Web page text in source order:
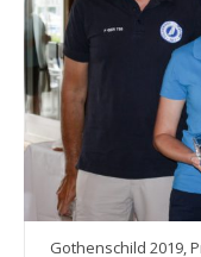
Gothenschild 2019,